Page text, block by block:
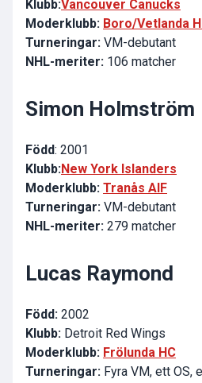
Klubb:Vancouver Canucks
Moderklubb: Boro/Vetlanda
Turneringar: VM-debutant
NHL-meriter: 106 matcher
Simon Holmström
Född: 2001
Klubb:New York Islanders
Moderklubb: Tranås AIF
Turneringar: VM-debutant
NHL-meriter: 279 matcher
Lucas Raymond
Född: 2002
Klubb: Detroit Red Wings
Moderklubb: Frölunda HC
Turneringar: Fyra VM, ett OS,